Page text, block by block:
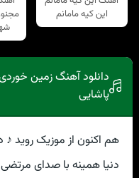
این کیه مامانم
دانلود آهنگ زمین
پاشایی
هم اکنون از موزیک روید
دنیا همینه با صدای